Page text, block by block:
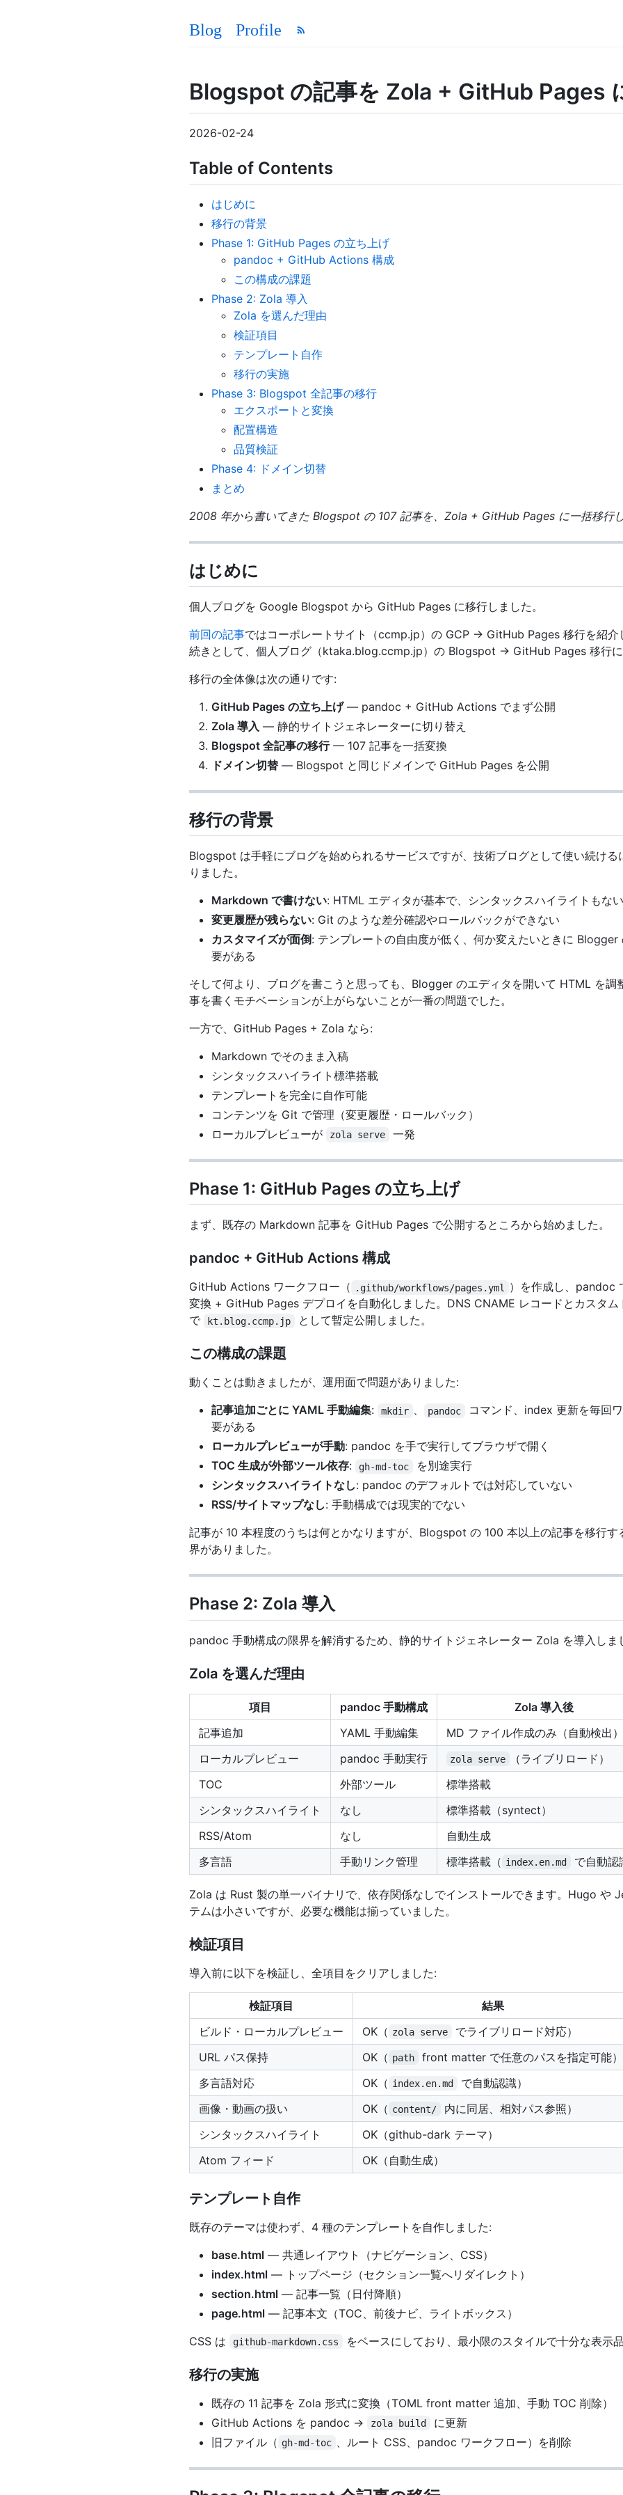
Blog Profile
Blogspot の記事を Zola + GitHub Pages
2026-02-24
Table of Contents
はじめに
移行の背景
Phase 1: GitHub Pages の立ち上げ
pandoc + GitHub Actions 構成
この構成の課題
Phase 2: Zola 導入
Zola を選んだ理由
検証項目
テンプレート自作
移行の実施
Phase 3: Blogspot 全記事の移行
エクスポートと変換
配置構造
品質検証
Phase 4: ドメイン切替
まとめ
2008 年から書いてきた Blogspot の 107 記事を、Zola + GitHub Pages に一括移行し
はじめに
個人ブログを Google Blogspot から GitHub Pages に移行しました。
前回の記事ではコーポレートサイト（ccmp.jp）の GCP → GitHub Pages 移行を紹介
続きとして、個人ブログ（ktaka.blog.ccmp.jp）の Blogspot → GitHub Pages 移行に
移行の全体像は次の通りです:
GitHub Pages の立ち上げ— pandoc + GitHub Actions でまず公開
Zola 導入 — 静的サイトジェネレーターに切り替え
Blogspot 全記事の移行— 107 記事を一括変換
ドメイン切替 — Blogspot と同じドメインで GitHub Pages を公開
移行の背景
Blogspot は手軽にブログを始められるサービスですが、技術ブログとして使い続ける
りました。
Markdown で書けない: HTML エディタが基本で、シンタックスハイライトもない
変更履歴が残らない: Git のような差分確認やロールバックができない
カスタマイズが面倒: テンプレートの自由度が低く、何か変えたいときに Blogger
要がある
そして何より、ブログを書こうと思っても、Blogger のエディタを開いて HTML を調
事を書くモチベーションが上がらないことが一番の問題でした。
一方で、GitHub Pages + Zola なら:
Markdown でそのまま入稿
シンタックスハイライト標準搭載
テンプレートを完全に自作可能
コンテンツを Git で管理（変更履歴・ロールバック）
ローカルプレビューが
zola serve 一発
Phase 1: GitHub Pages の立ち上げ
まず、既存の Markdown 記事を GitHub Pages で公開するところから始めました。
pandoc + GitHub Actions 構成
GitHub Actions ワークフロー（ .github/workflows/pages.yml
）を作成し、
変換 + GitHub Pages デプロイを自動化しました。DNS CNAME レコードとカスタム
で
kt.blog.ccmp.jp として暫定公開しました。
この構成の課題
動くことは動きましたが、運用面で問題がありました:
記事追加ごとに YAML 手動編集: mkdir 、 pandoc
コマンド、index 更新を毎回
要がある
ローカルプレビューが手動: pandoc を手で実行してブラウザで開く
TOC 生成が外部ツール依存: gh-md-toc
を別途実行
シンタックスハイライトなし: pandoc のデフォルトでは対応していない
RSS/サイトマップなし: 手動構成では現実的でない
記事が 10 本程度のうちは何とかなりますが、Blogspot の 100 本以上の記事を移行す
界がありました。
Phase 2: Zola 導入
pandoc 手動構成の限界を解消するため、静的サイトジェネレーター Zola を導入しま
Zola を選んだ理由
項目 pandoc 手動構成
Zola 導入後
記事追加
YAML 手動編集
MD ファイル作成のみ（自動検出）
ローカルプレビュー
pandoc 手動実行 zola serve
（ライブリロード）
TOC
外部ツール
標準搭載
シンタックスハイライト
なし
標準搭載（syntect）
RSS/Atom
なし
自動生成
多言語
手動リンク管理 標準搭載（ index.en.md で自動認
Zola は Rust 製の単一バイナリで、依存関係なしでインストールできます。Hugo や
テムは小さいですが、必要な機能は揃っていました。
検証項目
導入前に以下を検証し、全項目をクリアしました:
検証項目
結果
ビルド・ローカルプレビュー
OK（ zola serve
でライブリロード対応）
URL パス保持
OK（ path
front matter で任意のパスを指定可能）
多言語対応
OK（ index.en.md
で自動認識）
画像・動画の扱い
OK（ content/
内に同居、相対パス参照）
シンタックスハイライト
OK（github-dark テーマ）
Atom フィード
OK（自動生成）
テンプレート自作
既存のテーマは使わず、4 種のテンプレートを自作しました:
base.html — 共通レイアウト（ナビゲーション、CSS）
index.html — トップページ（セクション一覧へリダイレクト）
section.html — 記事一覧（日付降順）
page.html — 記事本文（TOC、前後ナビ、ライトボックス）
CSS は
github-markdown.css をベースにしており、最小限のスタイルで十分な表示
移行の実施
既存の 11 記事を Zola 形式に変換（TOML front matter 追加、手動 TOC 削除）
GitHub Actions を pandoc →
zola build
に更新
旧ファイル（ gh-md-toc 、ルート CSS、pandoc ワークフロー）を削除